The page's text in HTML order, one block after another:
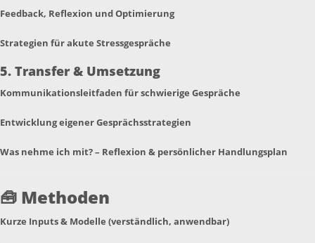
Feedback, Reflexion und Optimierung
Strategien für akute Stressgespräche
5. Transfer & Umsetzung
Kommunikationsleitfaden für schwierige Gespräche
Entwicklung eigener Gesprächsstrategien
Was nehme ich mit? – Reflexion & persönlicher Handlungsplan
🧰 Methoden
Kurze Inputs & Modelle (verständlich, anwendbar)